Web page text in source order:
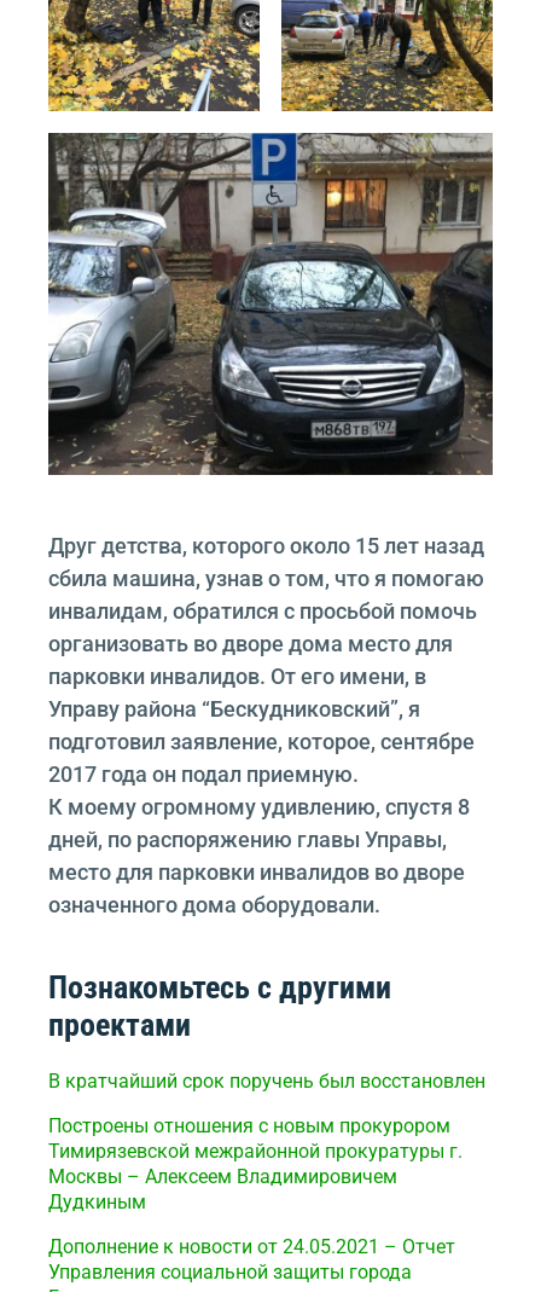
Друг детства, которого около 15 лет назад
сбила машина, узнав о том, что я помогаю
инвалидам, обратился с просьбой помочь
организовать во дворе дома место для
парковки инвалидов. От его имени, в
Управу района “Бескудниковский”, я
подготовил заявление, которое, сентябре
2017 года он подал приемную.
К моему огромному удивлению, спустя 8
дней, по распоряжению главы Управы,
место для парковки инвалидов во дворе
означенного дома оборудовали.
Познакомьтесь с другими
проектами
В кратчайший срок поручень был восстановлен
Построены отношения с новым прокурором
Тимирязевской межрайонной прокуратуры г.
Москвы – Алексеем Владимировичем
Дудкиным
Дополнение к новости от 24.05.2021 – Отчет
Управления социальной защиты города